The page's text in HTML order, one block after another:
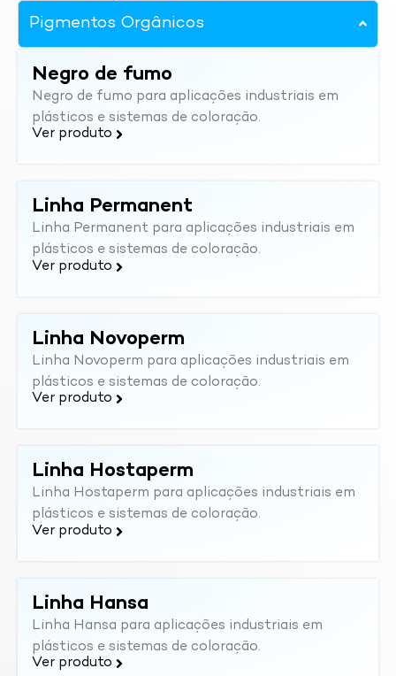
Pigmentos Orgânicos
Negro de fumo
Negro de fumo para aplicações industriais em
plásticos e sistemas de coloração.
Ver produto
Linha Permanent
Linha Permanent para aplicações industriais em
plásticos e sistemas de coloração.
Ver produto
Linha Novoperm
Linha Novoperm para aplicações industriais em
plásticos e sistemas de coloração.
Ver produto
Linha Hostaperm
Linha Hostaperm para aplicações industriais em
plásticos e sistemas de coloração.
Ver produto
Linha Hansa
Linha Hansa para aplicações industriais em
plásticos e sistemas de coloração.
Ver produto